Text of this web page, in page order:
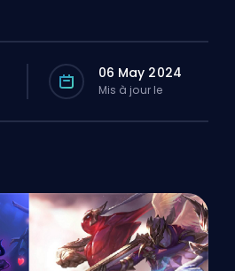
06 May 2024
Mis à jour le